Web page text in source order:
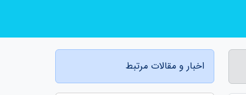
اخبار و مقالات مرتبط